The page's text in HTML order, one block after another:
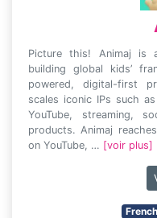
Picture this! Animaj is
building global kids’
powered, digital-first
scales iconic IPs such
YouTube, streaming,
products. Animaj
on YouTube, … [voir plus]